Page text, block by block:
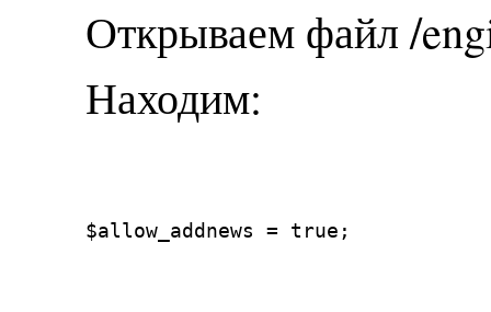
Открываем файл /
Находим:
$allow_addnews = true;